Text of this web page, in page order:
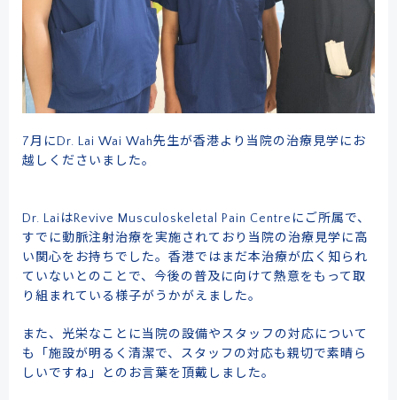
7月にDr. Lai Wai Wah先生が香港より当院の治療見学にお
越しくださいました。
Dr. LaiはRevive Musculoskeletal Pain Centreにご所属で、
すでに動脈注射治療を実施されており当院の治療見学に高
い関心をお持ちでした。香港ではまだ本治療が広く知られ
ていないとのことで、今後の普及に向けて熱意をもって取
り組まれている様子がうかがえました。
また、光栄なことに当院の設備やスタッフの対応について
も「施設が明るく清潔で、スタッフの対応も親切で素晴ら
しいですね」とのお言葉を頂戴しました。